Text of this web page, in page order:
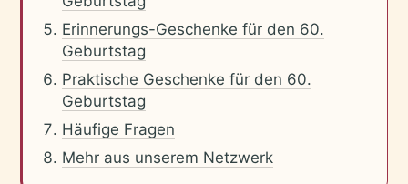
Erinnerungs-Geschenke für den 60.
Geburtstag
Praktische Geschenke für den 60.
Geburtstag
Häufige Fragen
Mehr aus unserem Netzwerk